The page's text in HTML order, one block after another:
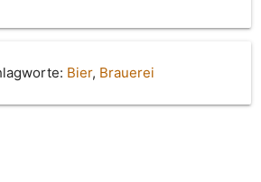
Bier, Brauerei